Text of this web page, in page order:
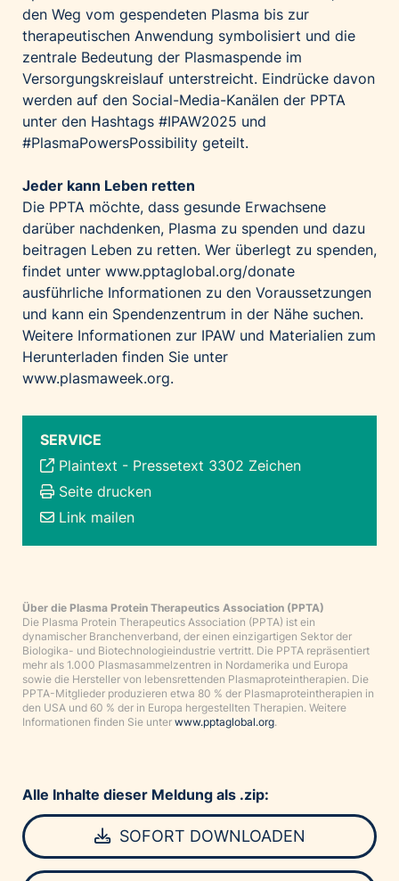
den Weg vom gespendeten Plasma bis zur
therapeutischen Anwendung symbolisiert und die
zentrale Bedeutung der Plasmaspende im
Versorgungskreislauf unterstreicht. Eindrücke davon
werden auf den Social-Media-Kanälen der PPTA
unter den Hashtags #IPAW2025 und
#PlasmaPowersPossibility geteilt.
Jeder kann Leben retten
Die PPTA möchte, dass gesunde Erwachsene
darüber nachdenken, Plasma zu spenden und dazu
beitragen Leben zu retten. Wer überlegt zu spenden,
findet unter www.pptaglobal.org/donate
ausführliche Informationen zu den Voraussetzungen
und kann ein Spendenzentrum in der Nähe suchen.
Weitere Informationen zur IPAW und Materialien zum
Herunterladen finden Sie unter
www.plasmaweek.org.
SERVICE
Plaintext - Pressetext 3302 Zeichen
Seite drucken
Link mailen
Über die Plasma Protein Therapeutics Association (PPTA)
Die Plasma Protein Therapeutics Association (PPTA) ist ein
dynamischer Branchenverband, der einen einzigartigen Sektor der
Biologika- und Biotechnologieindustrie vertritt. Die PPTA repräsentiert
mehr als 1.000 Plasmasammelzentren in Nordamerika und Europa
sowie die Hersteller von lebensrettenden Plasmaproteintherapien. Die
PPTA-Mitglieder produzieren etwa 80 % der Plasmaproteintherapien in
den USA und 60 % der in Europa hergestellten Therapien. Weitere
Informationen finden Sie unter www.pptaglobal.org.
Alle Inhalte dieser Meldung als .zip:
SOFORT DOWNLOADEN